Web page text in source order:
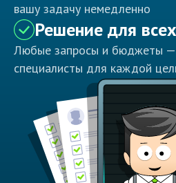
вашу задачу немедленно
Решение для
Любые запросы и бюджеты —
специалисты для каждой